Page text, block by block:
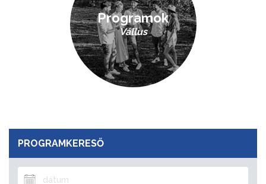
PROGRAMKERESŐ
Programok
Vállus